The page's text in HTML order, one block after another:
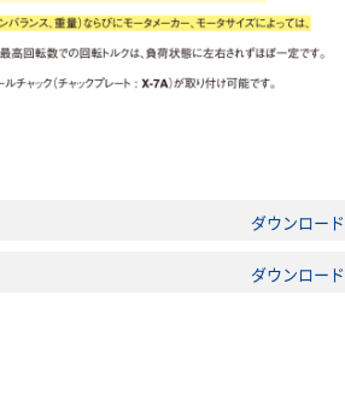
ダウンロード
ダウンロード